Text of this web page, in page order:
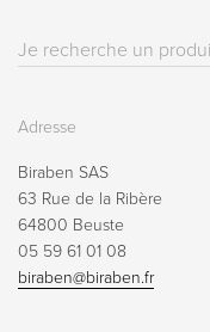
Résultat(s)
Adresse
Biraben SAS
63 Rue de la Ribère
64800 Beuste
05 59 61 01 08
biraben@biraben.fr